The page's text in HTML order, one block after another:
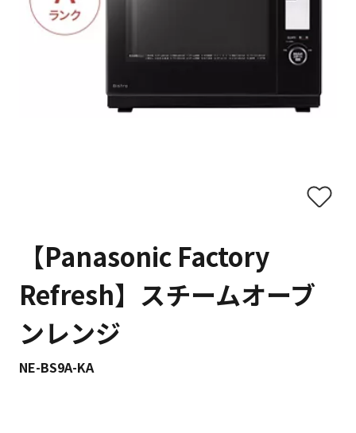
【Panasonic Factory
Refresh】スチームオーブ
ンレンジ
NE-BS9A-KA